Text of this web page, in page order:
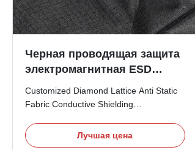
Черная проводящая защита
электромагнитная ESD
антистатическая ткань
Customized Diamond Lattice Anti Static
Fabric Conductive Shielding
This Customized Diamond Lattice Anti-
Static Fabric is engineered with a
Лучшая цена